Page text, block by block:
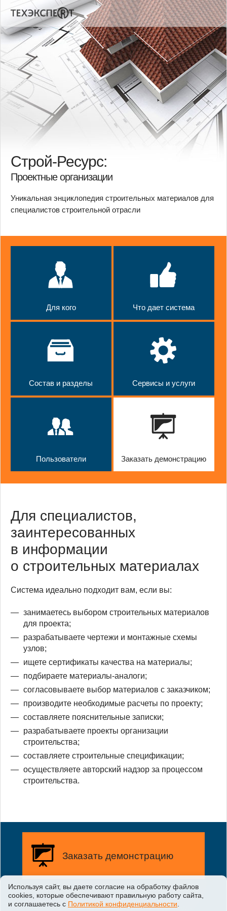
Строй-Ресурс:
Проектные организации
Уникальная энциклопедия строительных материалов для
специалистов строительной отрасли
Для кого Что дает система
Состав и разделы Сервисы и услуги
Пользователи Заказать демонстрацию
Для специалистов,
заинтересованных
в информации
о строительных материалах
Система идеально подходит вам, если вы:
занимаетесь выбором строительных материалов
для проекта;
разрабатываете чертежи и монтажные схемы
узлов;
ищете сертификаты качества на материалы;
подбираете материалы-аналоги;
согласовываете выбор материалов с заказчиком;
производите необходимые расчеты по проекту;
составляете пояснительные записки;
разрабатываете проекты организации
строительства;
составляете строительные спецификации;
осуществляете авторский надзор за процессом
строительства.
Заказать демонстрацию
Заказать бесплатную
демонстрацию возможностей
системы у вас на предприятии
©ООО «Первая информационная компания»,2026
Используя сайт, вы даете согласие на обработку файлов
сооkiеs, которые обеспечивают правильную работу сайта,
и соглашаетесь с Политикой конфиденциальности.